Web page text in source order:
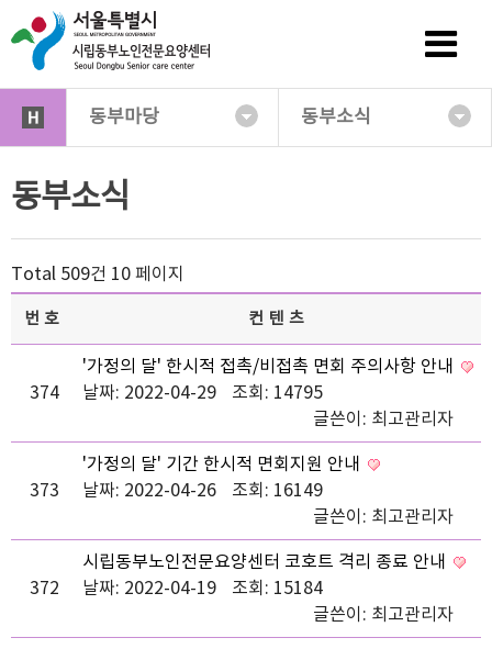
동부마당 동부소식
동부소식
Total 509건 10 페이지
번호 컨텐츠
374
'가정의 달' 한시적 접촉/비접촉 면회 주의사항 안내
날짜: 2022-04-29
조회: 14795
글쓴이: 최고관리자
373
'가정의 달' 기간 한시적 면회지원 안내
날짜: 2022-04-26
조회: 16149
글쓴이: 최고관리자
372
시립동부노인전문요양센터 코호트 격리 종료 안내
날짜: 2022-04-19
조회: 15184
글쓴이: 최고관리자